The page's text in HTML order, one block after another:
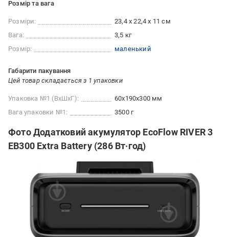
Розмір та вага
Розміри:
23,4 x 22,4 x 11 см
Вага:
3,5 кг
Розмір:
маленький
Габарити пакування
Цей товар складається з 1 упаковки
Упаковка №1 (ВхШхГ):
60x190x300 мм
Вага упаковки №1:
3500 г
Фото Додатковий акумулятор EcoFlow RIVER 3
EB300 Extra Battery (286 Вт·год)